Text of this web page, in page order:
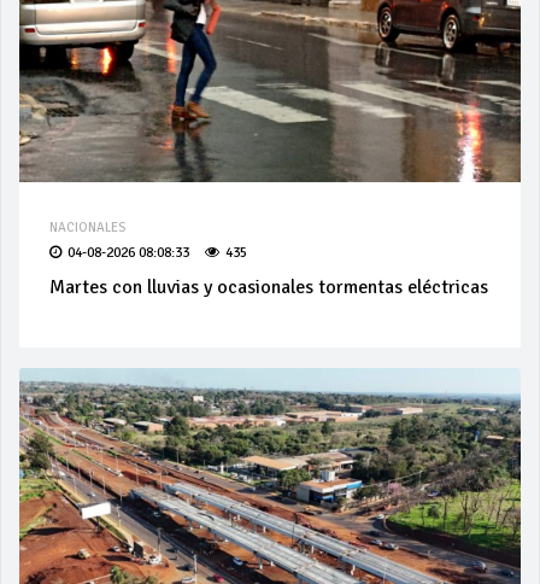
NACIONALES
04-08-2026 08:08:33 435
Martes con lluvias y ocasionales tormentas eléctricas